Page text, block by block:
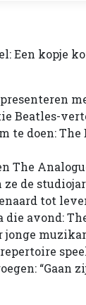
Een kopje
Beatles-
te doen: The
The
de
tot
die avond:
jonge
“Gaan